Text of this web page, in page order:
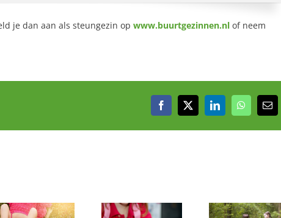
je dan aan als steungezin op www.buurtgezinnen.nl of neem
Facebook
X LinkedInWhatsApp
E-